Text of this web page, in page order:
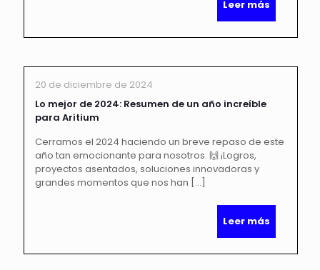
Leer más
20 de diciembre de 2024
Lo mejor de 2024: Resumen de un año increíble
para Aritium
Cerramos el 2024 haciendo un breve repaso de este
año tan emocionante para nosotros. 🙌 ¡Logros,
proyectos asentados, soluciones innovadoras y
grandes momentos que nos han […]
Leer más